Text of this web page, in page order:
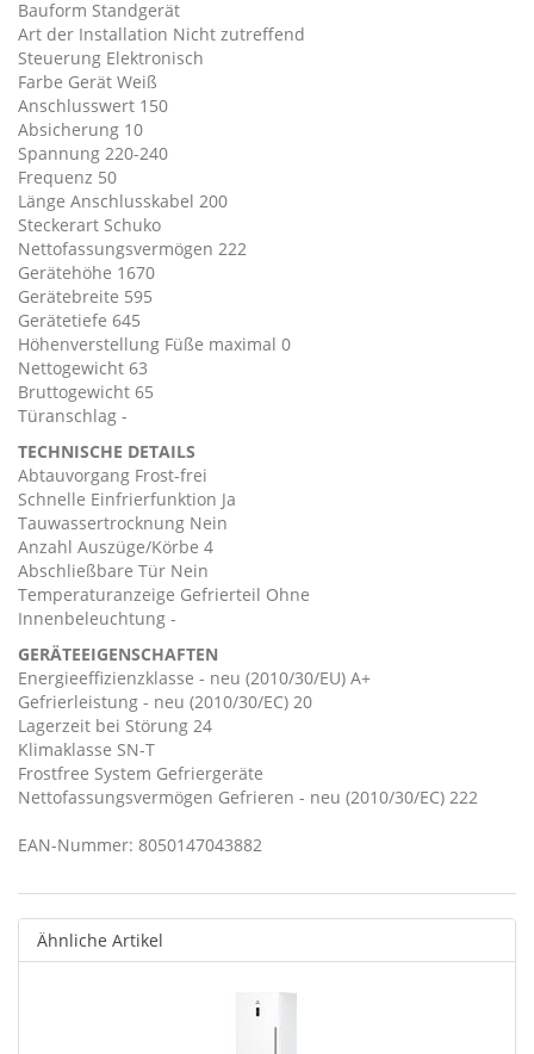
Bauform Standgerät
Art der Installation Nicht zutreffend
Steuerung Elektronisch
Farbe Gerät Weiß
Anschlusswert 150
Absicherung 10
Spannung 220-240
Frequenz 50
Länge Anschlusskabel 200
Steckerart Schuko
Nettofassungsvermögen 222
Gerätehöhe 1670
Gerätebreite 595
Gerätetiefe 645
Höhenverstellung Füße maximal 0
Nettogewicht 63
Bruttogewicht 65
Türanschlag -
TECHNISCHE DETAILS
Abtauvorgang Frost-frei
Schnelle Einfrierfunktion Ja
Tauwassertrocknung Nein
Anzahl Auszüge/Körbe 4
Abschließbare Tür Nein
Temperaturanzeige Gefrierteil Ohne
Innenbeleuchtung -
GERÄTEEIGENSCHAFTEN
Energieeffizienzklasse - neu (2010/30/EU) A+
Gefrierleistung - neu (2010/30/EC) 20
Lagerzeit bei Störung 24
Klimaklasse SN-T
Frostfree System Gefriergeräte
Nettofassungsvermögen Gefrieren - neu (2010/30/EC) 222
EAN-Nummer: 8050147043882
Ähnliche Artikel